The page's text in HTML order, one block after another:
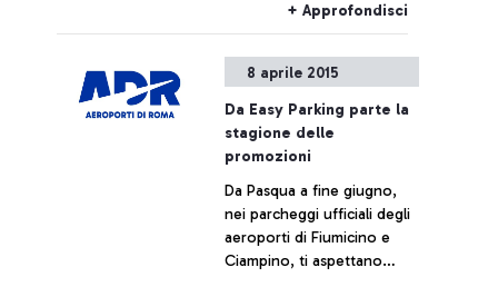
+ Approfondisci
8 aprile 2015
Da Easy Parking parte la
stagione delle
promozioni
Da Pasqua a fine giugno,
nei parcheggi ufficiali degli
aeroporti di Fiumicino e
Ciampino, ti aspettano